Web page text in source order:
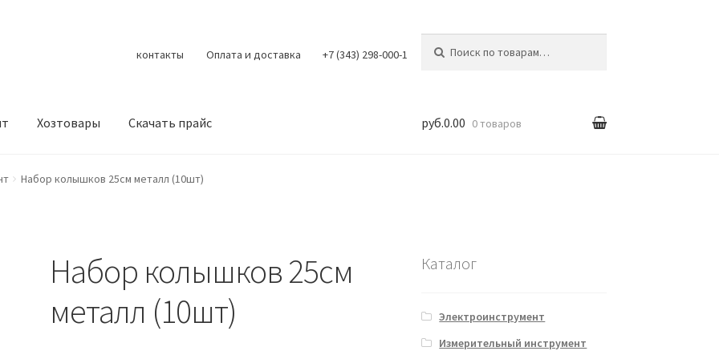
контакты Оплата и доставка +7 (343) 298-000-1
Хозтовары Скачать прайс
КонтактыКорзинаМой аккаунтО нас
руб.0.00 0 товаров
Набор колышков 25см металл (10шт)
Набор колышков 25см
металл (10шт)
Каталог
Электроинструмент
Измерительный инструмент